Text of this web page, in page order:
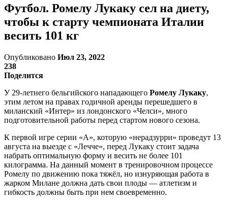
Футбол. Ромелу Лукаку сел на диету,
чтобы к старту чемпионата Италии
весить 101 кг
Опубликовано Июл 23, 2022
238
Поделится
У 29-летнего бельгийского нападающего Ромелу Лукаку,
этим летом на правах годичной аренды перешедшего в
миланский «Интер» из лондонского «Челси», много
подготовительной работы перед стартом нового сезона.
К первой игре серии «А», которую «нерадзурри» проведут 13
августа на выезде с «Лечче», перед Лукаку стоит задача
набрать оптимальную форму и весить не более 101
килограмма. На данный момент в тренировочном процессе
Ромелу по движению пока тяжёл, но изнуряющая работа в
жарком Милане должна дать свои плоды — атлетизм и
гибкость должны быть при нем своевременно.